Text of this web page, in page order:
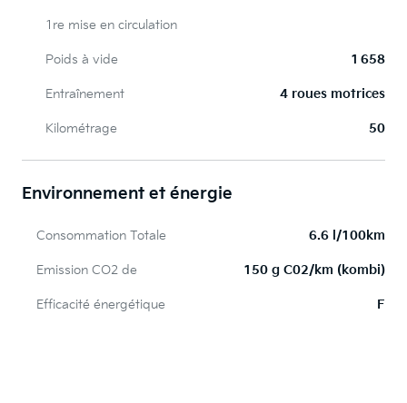
1re mise en circulation
Poids à vide 1 658
Entraînement 4 roues motrices
Kilométrage 50
Environnement et énergie
Consommation Totale 6.6 l/100km
Emission CO2 de 150 g C02/km (kombi)
Efficacité énergétique F